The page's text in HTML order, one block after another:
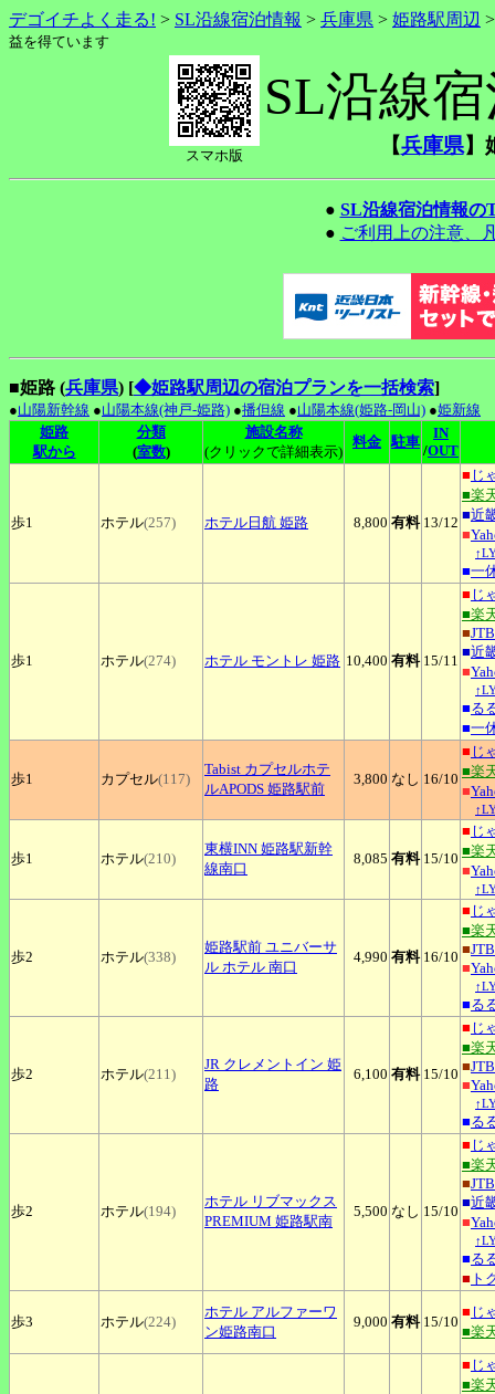
デゴイチよく走る! > SL沿線宿泊情報 > 兵庫県 > 姫路駅周辺
益を得ています
スマホ版
SL沿線
【兵庫県】
● SL沿線宿泊情報の
● ご利用上の注意、
■姫路 (兵庫県) [◆姫路駅周辺の宿泊プランを一括検索]
●山陽新幹線 ●山陽本線(神戸-姫路) ●播但線 ●山陽本線(姫路-岡山) ●姫新線
姫路
駅から
分類
(室数)
施設名称
(クリックで詳細表示)
料金 駐車
IN
/OUT
歩1 ホテル(257) ホテル日航 姫路 8,800 有料 13/12
■ じ
■楽
■近
■
■一
歩1 ホテル(274) ホテル モントレ 姫路 10,400 有料 15/11
■ じ
■楽
■JTB
■近
■
■る
■一
歩1 カプセル(117)
Tabist カプセルホテ
ルAPODS 姫路駅前
3,800 なし 16/10
■ じ
■楽
■
歩1 ホテル(210)
東横INN 姫路駅新幹
線南口
8,085 有料 15/10
■ じ
■楽
■
歩2 ホテル(338)
姫路駅前 ユニバーサ
ル ホテル 南口
4,990 有料 16/10
■ じ
■楽
■JTB
■
■る
歩2 ホテル(211)
JR クレメントイン 姫
路
6,100 有料 15/10
■ じ
■楽
■JTB
■
■る
歩2 ホテル(194)
ホテル リブマックス
PREMIUM 姫路駅南
5,500 なし 15/10
■ じ
■楽
■JTB
■近
■
■る
■ ト
歩3 ホテル(224)
ホテル アルファーワ
ン姫路南口
9,000 有料 15/10
■ じ
■楽
■ じ
■楽